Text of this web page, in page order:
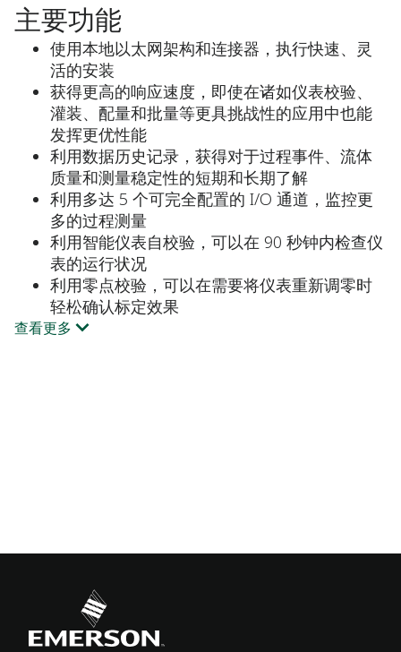
主要功能
使用本地以太网架构和连接器，执行快速、灵
活的安装
获得更高的响应速度，即使在诸如仪表校验、
灌装、配量和批量等更具挑战性的应用中也能
发挥更优性能
利用数据历史记录，获得对于过程事件、流体
质量和测量稳定性的短期和长期了解
利用多达 5 个可完全配置的 I/O 通道，监控更
多的过程测量
利用智能仪表自校验，可以在 90 秒钟内检查仪
表的运行状况
利用零点校验，可以在需要将仪表重新调零时
轻松确认标定效果
查看更多